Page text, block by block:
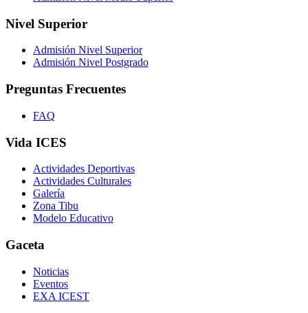
Nivel Superior
Admisión Nivel Superior
Admisión Nivel Postgrado
Preguntas Frecuentes
FAQ
Vida ICES
Actividades Deportivas
Actividades Culturales
Galería
Zona Tibu
Modelo Educativo
Gaceta
Noticias
Eventos
EXA ICEST